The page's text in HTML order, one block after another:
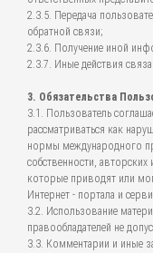
2.3.5. Передача
обратной связи;
2.3.6. Получение иной
2.3.7. Иные действия
3. Обязательства
3.1. Пользователь
рассматриваться как
нормы международного
собственности,
которые приводят или
Интернет - портала и
3.2. Использование
правообладателей не
3.3. Комментарии и иные